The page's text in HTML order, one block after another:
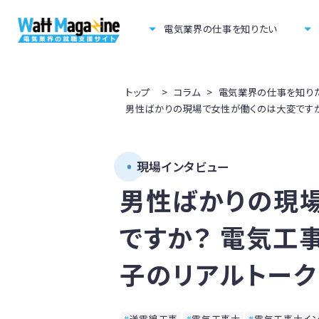
電気業界の仕事を知りたい
トップ > コラム > 電気業界の仕事を知り
男性ばかりの現場で女性が働くのは大変です
現場インタビュー
男性ばかりの現
ですか？ 電気工
子のリアルトーク